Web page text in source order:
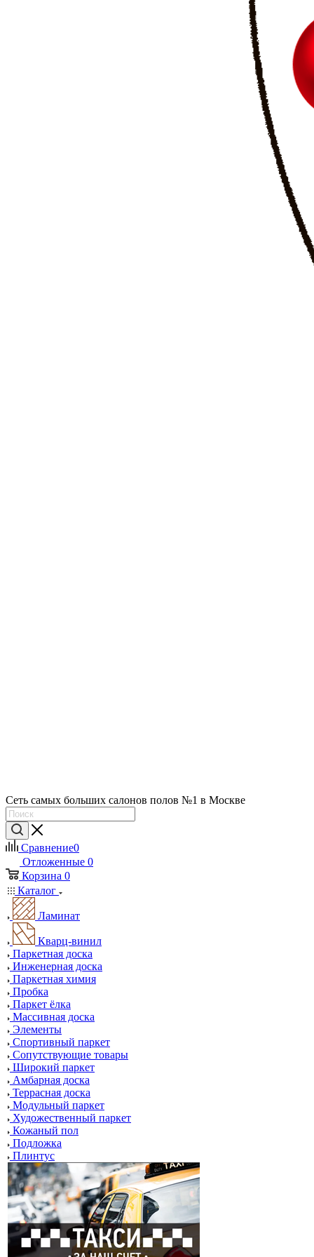
Сеть самых больших салонов полов №1 в Москве
Сравнение0
Отложенные 0
Корзина 0
Каталог
Ламинат
Кварц-винил
Паркетная доска
Инженерная доска
Паркетная химия
Пробка
Паркет ёлка
Массивная доска
Элементы
Спортивный паркет
Сопутствующие товары
Широкий паркет
Амбарная доска
Террасная доска
Модульный паркет
Художественный паркет
Кожаный пол
Подложка
Плинтус